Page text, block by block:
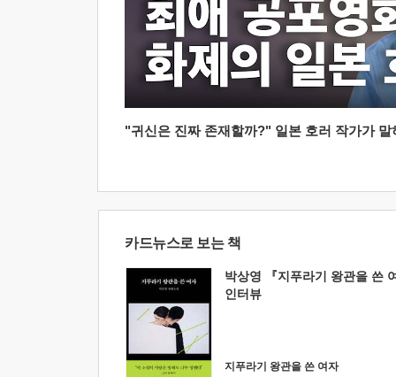
"귀신은 진짜 존재할까?" 일본 호러 작가가
카드뉴스로 보는 책
박상영 『지푸라기 왕관을 쓴
인터뷰
지푸라기 왕관을 쓴 여자